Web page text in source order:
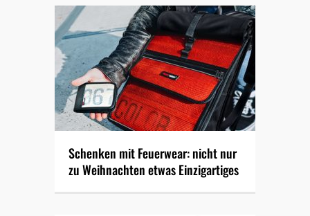
Schenken mit Feuerwear: nicht nur
zu Weihnachten etwas Einzigartiges